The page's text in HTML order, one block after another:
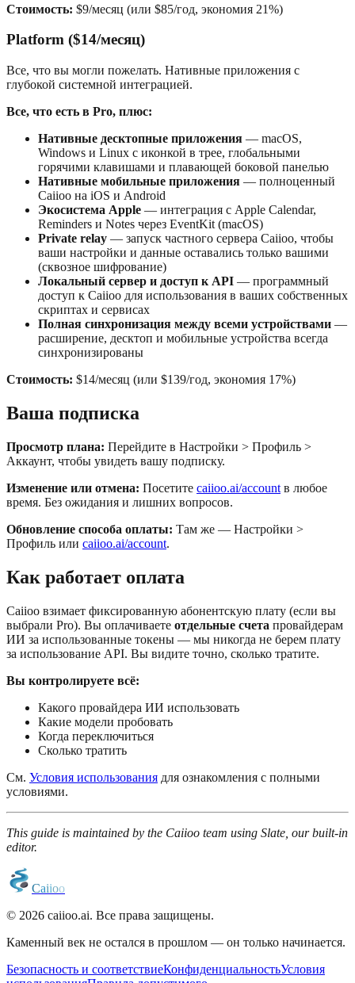
Стоимость: $9/месяц (или $85/год, экономия 21%)
Platform ($14/месяц)
Все, что вы могли пожелать. Нативные приложения с
глубокой системной интеграцией.
Все, что есть в Pro, плюс:
Нативные десктопные приложения — macOS,
Windows и Linux с иконкой в трее, глобальными
горячими клавишами и плавающей боковой панелью
Нативные мобильные приложения — полноценный
Caiioo на iOS и Android
Экосистема Apple — интеграция с Apple Calendar,
Reminders и Notes через EventKit (macOS)
Private relay — запуск частного сервера Caiioo, чтобы
ваши настройки и данные оставались только вашими
(сквозное шифрование)
Локальный сервер и доступ к API — программный
доступ к Caiioo для использования в ваших собственных
скриптах и сервисах
Полная синхронизация между всеми устройствами —
расширение, десктоп и мобильные устройства всегда
синхронизированы
Стоимость: $14/месяц (или $139/год, экономия 17%)
Ваша подписка
Просмотр плана: Перейдите в Настройки > Профиль >
Аккаунт, чтобы увидеть вашу подписку.
Изменение или отмена: Посетите caiioo.ai/account в любое
время. Без ожидания и лишних вопросов.
Обновление способа оплаты: Там же — Настройки >
Профиль или caiioo.ai/account.
Как работает оплата
Caiioo взимает фиксированную абонентскую плату (если вы
выбрали Pro). Вы оплачиваете отдельные счета провайдерам
ИИ за использованные токены — мы никогда не берем плату
за использование API. Вы видите точно, сколько тратите.
Вы контролируете всё:
Какого провайдера ИИ использовать
Какие модели пробовать
Когда переключиться
Сколько тратить
См. Условия использования для ознакомления с полными
условиями.
This guide is maintained by the Caiioo team using Slate, our built-in
editor.
Caiioo
© 2026 caiioo.ai. Все права защищены.
Каменный век не остался в прошлом — он только начинается.
Безопасность и соответствиеКонфиденциальностьУсловия